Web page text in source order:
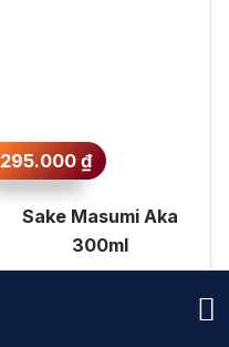
295.000₫
Sake Masumi Aka
300ml